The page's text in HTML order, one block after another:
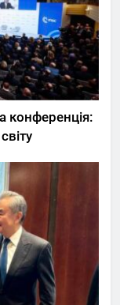
конференція:
кроків